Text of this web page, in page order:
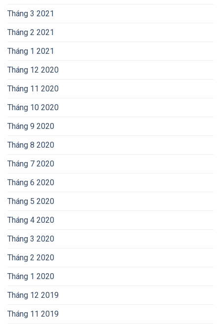
Tháng 3 2021
Tháng 2 2021
Tháng 1 2021
Tháng 12 2020
Tháng 11 2020
Tháng 10 2020
Tháng 9 2020
Tháng 8 2020
Tháng 7 2020
Tháng 6 2020
Tháng 5 2020
Tháng 4 2020
Tháng 3 2020
Tháng 2 2020
Tháng 1 2020
Tháng 12 2019
Tháng 11 2019